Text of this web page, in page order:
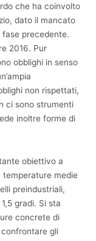
che ha coinvolto
dato il mancato
precedente.
2016. Pur
obblighi in senso
non rispettati,
ci sono strumenti
inoltre forme di
obiettivo a
temperature medie
preindustriali,
gradi. Si sta
concrete di
gli